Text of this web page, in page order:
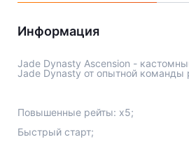
Jade
Информация
Jade Dynasty Ascension -
Jade Dynasty от опытной команды
Повышенные рейты: х5;
Быстрый старт;